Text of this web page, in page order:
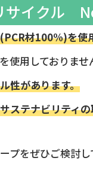
サイクル
材100%)を使
使用しておりませ
性があります。
ステナビリティ
プをぜひご検討し